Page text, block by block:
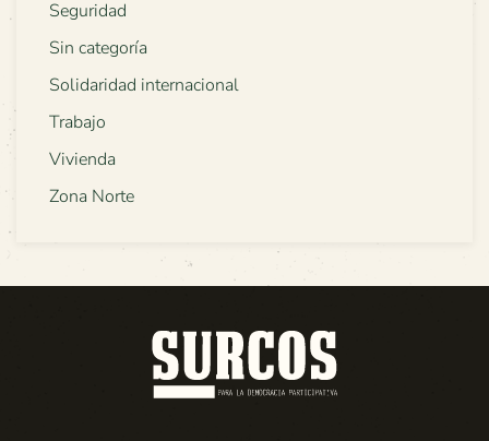
Seguridad
Sin categoría
Solidaridad internacional
Trabajo
Vivienda
Zona Norte